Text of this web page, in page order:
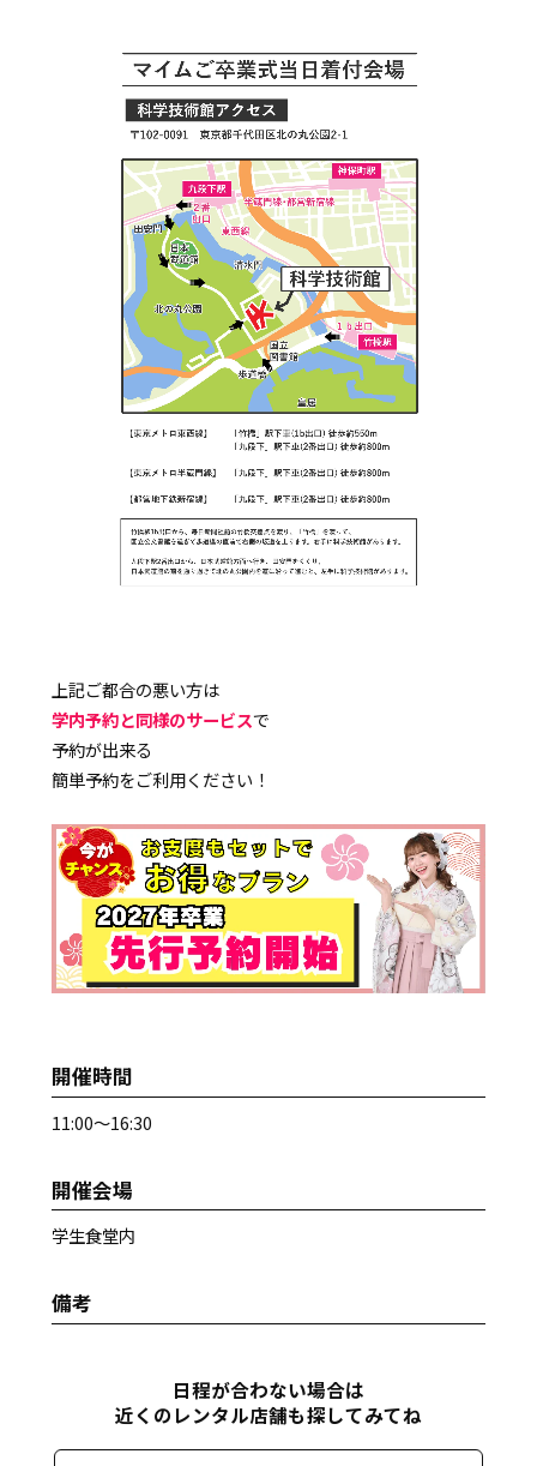
上記ご都合の悪い方は
学内予約と同様のサービスで
予約が出来る
簡単予約をご利用ください！
開催時間
11:00～16:30
開催会場
学生食堂内
備考
日程が合わない場合は
近くのレンタル店舗も探してみてね